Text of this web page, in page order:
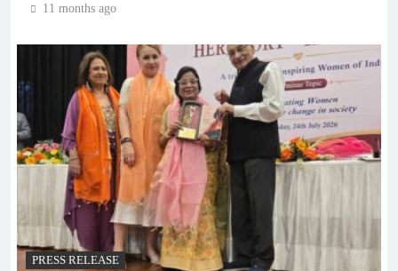
11 months ago
PRESS RELEASE